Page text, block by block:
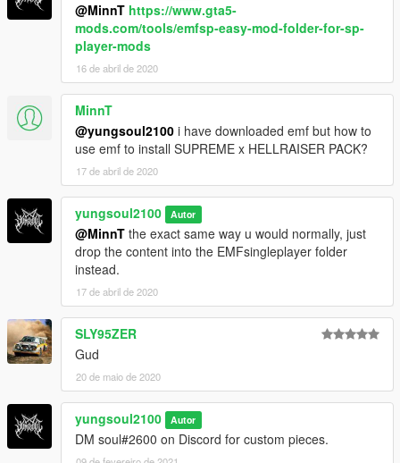
@MinnT https://www.gta5-
mods.com/tools/emfsp-easy-mod-folder-for-sp-
player-mods
16 de abril de 2020
MinnT
@yungsoul2100 i have downloaded emf but how to
use emf to install SUPREME x HELLRAISER PACK?
17 de abril de 2020
yungsoul2100 Autor
@MinnT the exact same way u would normally, just
drop the content into the EMFsingleplayer folder
instead.
17 de abril de 2020
SLY95ZER
Gud
20 de maio de 2020
yungsoul2100 Autor
DM soul#2600 on Discord for custom pieces.